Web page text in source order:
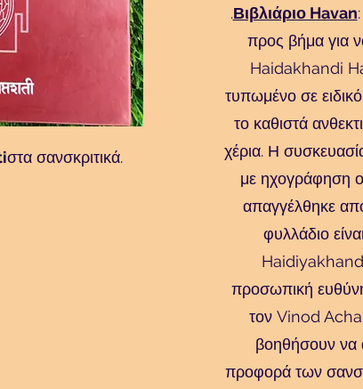
στα σανσκριτικά.
.Βιβλιάριο Havan
προς βήμα για
Haidakhandi
τυπωμένο σε
το καθιστά
χέρια. Η
με ηχογράφηση
απαγγέλθηκε
φυλλάδιο
προσωπική
τον Vinod
βοηθήσουν να
προφορά των